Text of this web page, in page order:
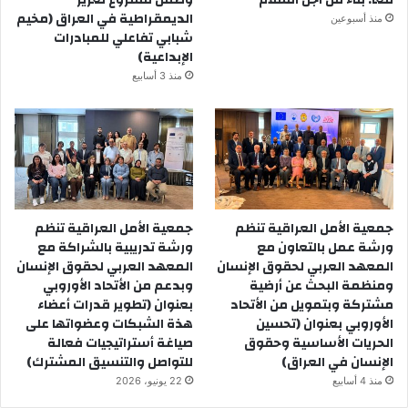
منذ أسبوعين
الديمقراطية في العراق (مخيم
شبابي تفاعلي للمبادرات
الإبداعية)
منذ 3 أسابيع
جمعية الأمل العراقية تنظم
ورشة عمل بالتعاون مع
المعهد العربي لحقوق الإنسان
ومنظمة البحث عن أرضية
مشتركة وبتمويل من الأتحاد
الأوروبي بعنوان (تحسين
الحريات الأساسية وحقوق
الإنسان في العراق)
منذ 4 أسابيع
جمعية الأمل العراقية تنظم
ورشة تدريبية بالشراكة مع
المعهد العربي لحقوق الإنسان
وبدعم من الأتحاد الأوروبي
بعنوان (تطوير قدرات أعضاء
هذة الشبكات وعضواتها على
صياغة أستراتيجيات فعالة
للتواصل والتنسيق المشترك)
22 يونيو، 2026